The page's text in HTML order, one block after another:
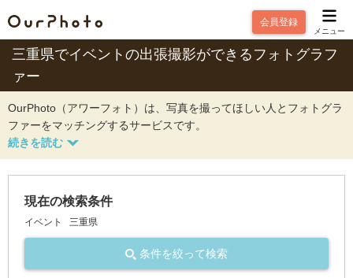
会員登録
メニュー
三重県でイベントの出張撮影ができるフォトグラフ
ァー
OurPhoto（アワーフォト）は、写真を撮ってほしい人とフォトグラ
ファーをマッチングするサービスです。
現在の検索条件
イベント 三重県
条件を絞って検索